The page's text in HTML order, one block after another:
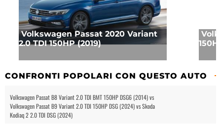
Volkswagen Passat 2020 Variant
2.0 TDI 150HP (2019)
CONFRONTI POPOLARI CON QUESTO AUTO
Volkswagen Passat B8 Variant 2.0 TDI BMT 150HP DSG6 (2014) vs
Volkswagen Passat B9 Variant 2.0 TDI 150HP DSG (2024) vs Skoda
Kodiaq 2 2.0 TDI DSG (2024)